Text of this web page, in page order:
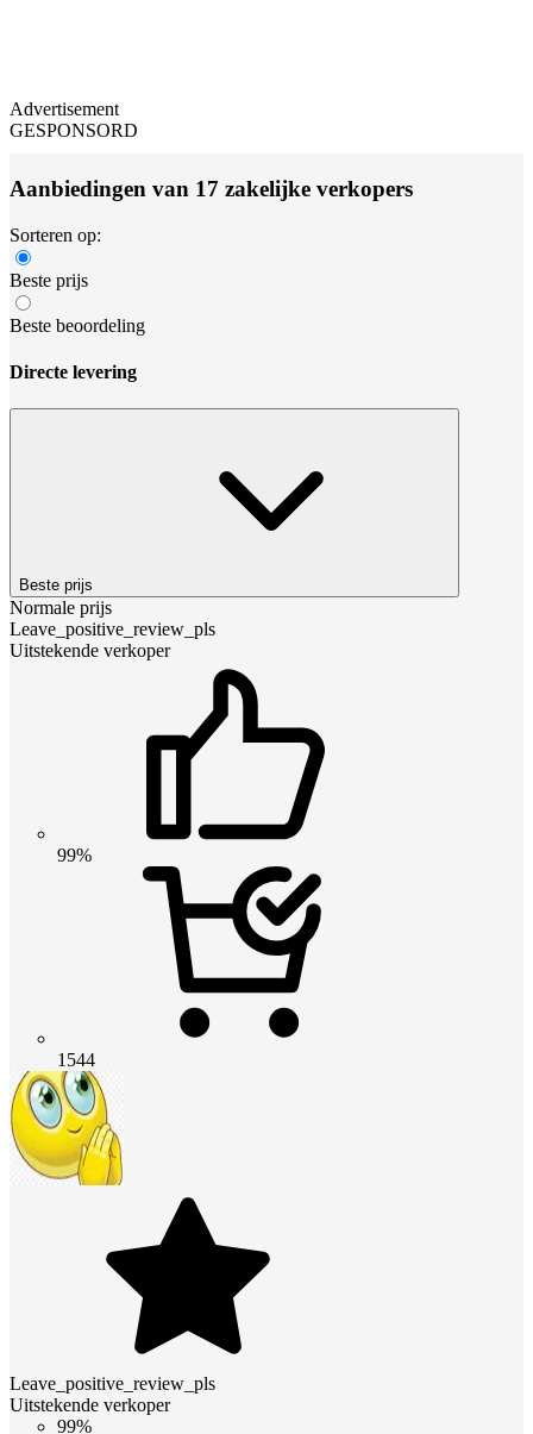
Advertisement
GESPONSORD
Aanbiedingen van 17 zakelijke verkopers
Sorteren op:
Beste prijs
Beste beoordeling
Directe levering
Beste prijs
Normale prijs
Leave_positive_review_pls
Uitstekende verkoper
99%
1544
Leave_positive_review_pls
Uitstekende verkoper
99%